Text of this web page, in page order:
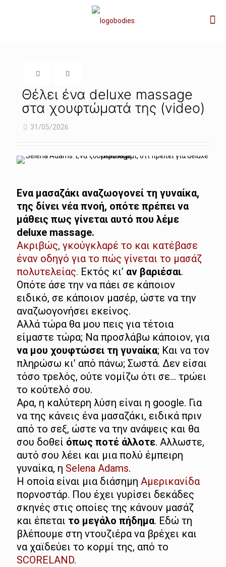
Θέλει ένα deluxe massage
στα χουφτώματά της (video)
31/05/2026
Ενα μασαζάκι αναζωογονεί τη γυναίκα,
της δίνει νέα πνοή, οπότε πρέπει να
μάθεις πως γίνεται αυτό που λέμε
deluxe massage.
Ακριβώς, γκούγκλαρέ το και κατέβασε
έναν οδηγό για το πώς γίνεται το μασάζ
πολυτελείας. Εκτός κι’ αν βαριέσαι.
Οπότε άσε την να πάει σε κάποιον
ειδικό, σε κάποιον μασέρ, ώστε να την
αναζωογονήσει εκείνος.
Αλλά τώρα θα μου πεις για τέτοια
είμαστε τώρα; Να προσλάβω κάποιον, για
να μου χουφτώσει τη γυναίκα; Και να τον
πληρώσω κι’ από πάνω; Σωστά. Δεν είσαι
τόσο τρελός, ούτε νομίζω ότι σε… τρώει
το κούτελό σου.
Αρα, η καλύτερη λύση είναι η google. Για
να της κάνεις ένα μασαζάκι, ειδικά πριν
από το σεξ, ώστε να την ανάψεις και θα
σου δοθεί όπως ποτέ άλλοτε. Αλλωστε,
αυτό σου λέει και μια πολύ έμπειρη
γυναίκα, η Selena Adams.
Η οποία είναι μια διάσημη Αμερικανίδα
πορνοστάρ. Που έχει γυρίσει δεκάδες
σκηνές στις οποίες της κάνουν μασάζ
και έπεται το μεγάλο πήδημα. Εδώ τη
βλέπουμε στη ντουζιέρα να βρέχει και
να χαϊδεύει το κορμί της, από το
SCORELAND.